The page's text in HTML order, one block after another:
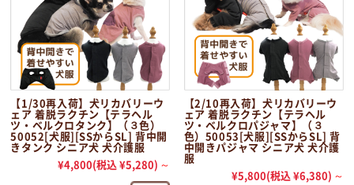
【1/30再入荷】犬リカバリーウ
ェア 着脱ラクチン【テラヘル
ツ・ベルクロタンク】（３色）
50052[犬服][SSからSL] 背中開
きタンク シニア犬 犬介護服
¥4,800(税込 ¥5,280) ～
【2/10再入荷】犬リカバリーウ
ェア 着脱ラクチン【テラヘル
ツ・ベルクロパジャマ】（３
色）50053[犬服][SSからSL] 背
中開きパジャマ シニア犬 犬介護
服
¥5,800(税込 ¥6,380) ～